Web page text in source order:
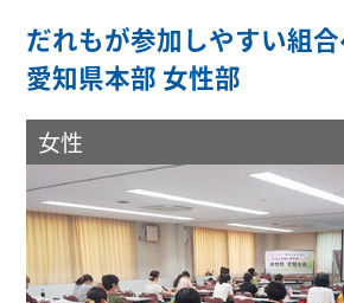
だれもが参加しやすい組
愛知県本部 女性部
女性